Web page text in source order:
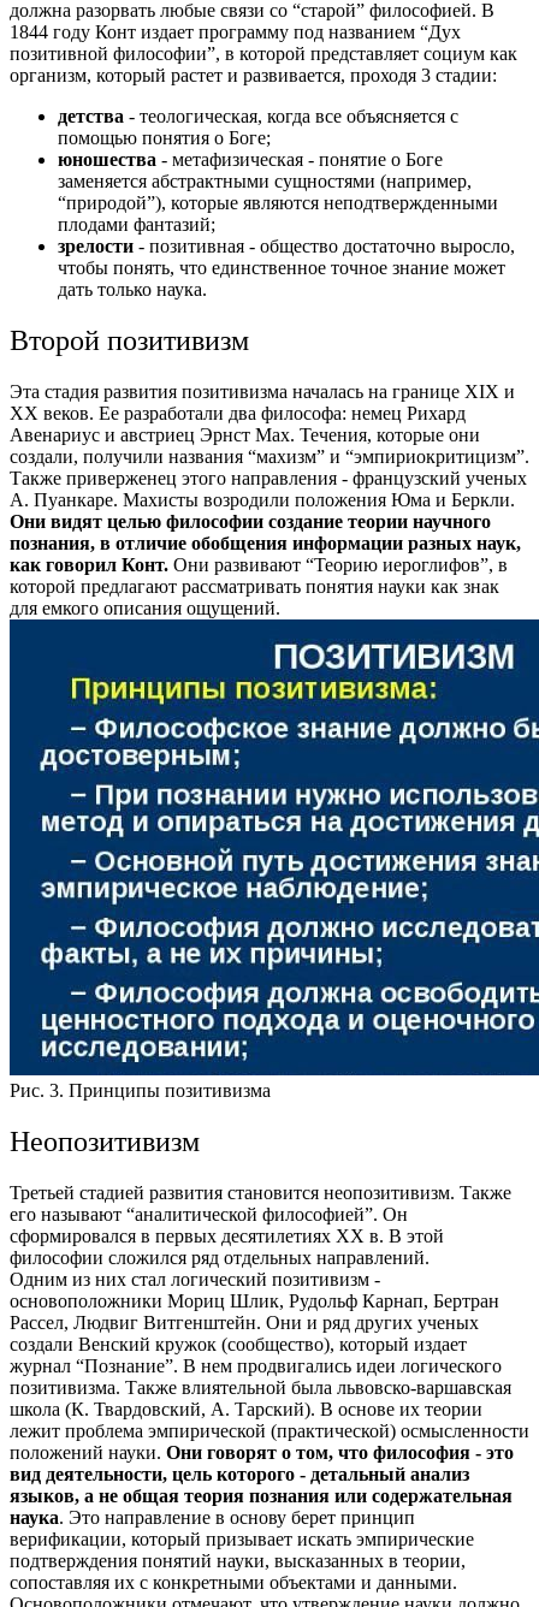
должна разорвать любые связи со “старой” философией. В
1844 году Конт издает программу под названием “Дух
позитивной философии”, в которой представляет социум как
организм, который растет и развивается, проходя 3 стадии:
детства - теологическая, когда все объясняется с
помощью понятия о Боге;
юношества - метафизическая - понятие о Боге
заменяется абстрактными сущностями (например,
“природой”), которые являются неподтвержденными
плодами фантазий;
зрелости - позитивная - общество достаточно выросло,
чтобы понять, что единственное точное знание может
дать только наука.
Второй позитивизм
Эта стадия развития позитивизма началась на границе XIX и
XX веков. Ее разработали два философа: немец Рихард
Авенариус и австриец Эрнст Мах. Течения, которые они
создали, получили названия “махизм” и “эмпириокритицизм”.
Также приверженец этого направления - французский ученых
А. Пуанкаре. Махисты возродили положения Юма и Беркли.
Они видят целью философии создание теории научного
познания, в отличие обобщения информации разных наук,
как говорил Конт. Они развивают “Теорию иероглифов”, в
которой предлагают рассматривать понятия науки как знак
для емкого описания ощущений.
Рис. 3. Принципы позитивизма
Неопозитивизм
Третьей стадией развития становится неопозитивизм. Также
его называют “аналитической философией”. Он
сформировался в первых десятилетиях ХХ в. В этой
философии сложился ряд отдельных направлений.
Одним из них стал логический позитивизм -
основоположники Мориц Шлик, Рудольф Карнап, Бертран
Рассел, Людвиг Витгенштейн. Они и ряд других ученых
создали Венский кружок (сообщество), который издает
журнал “Познание”. В нем продвигались идеи логического
позитивизма. Также влиятельной была львовско-варшавская
школа (К. Твардовский, А. Тарский). В основе их теории
лежит проблема эмпирической (практической) осмысленности
положений науки. Они говорят о том, что философия - это
вид деятельности, цель которого - детальный анализ
языков, а не общая теория познания или содержательная
наука. Это направление в основу берет принцип
верификации, который призывает искать эмпирические
подтверждения понятий науки, высказанных в теории,
сопоставляя их с конкретными объектами и данными.